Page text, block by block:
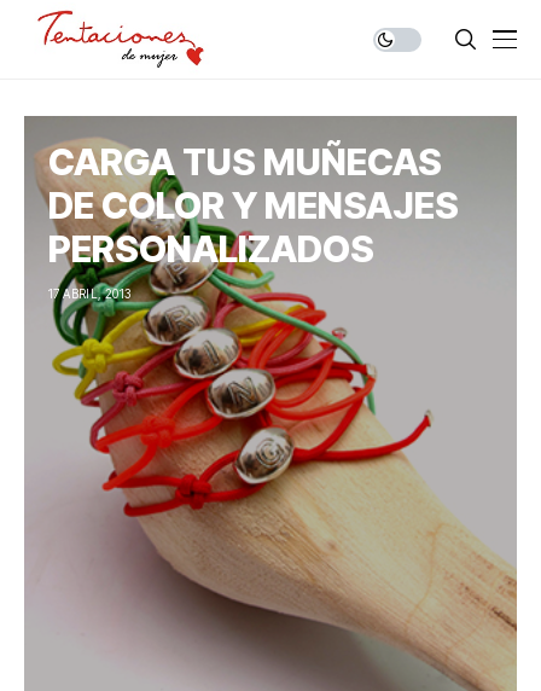
CARGA TUS MUÑECAS
DE COLOR Y MENSAJES
PERSONALIZADOS
17 ABRIL, 2013